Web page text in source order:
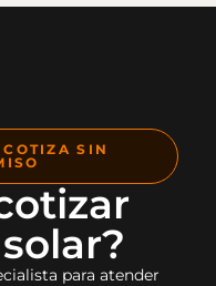
COTIZA SIN
para atender